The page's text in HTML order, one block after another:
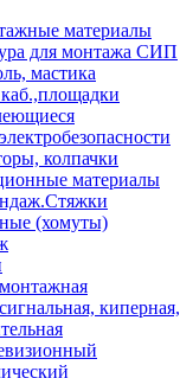
материалы
для монтажа СИП
мастика
колпачки
материалы
(хомуты)
киперная,